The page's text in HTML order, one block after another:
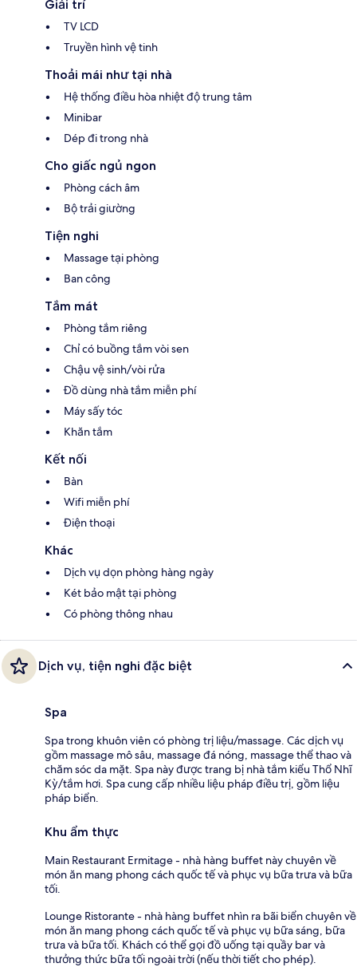
Giải trí
TV LCD
Truyền hình vệ tinh
Thoải mái như tại nhà
Hệ thống điều hòa nhiệt độ trung tâm
Minibar
Dép đi trong nhà
Cho giấc ngủ ngon
Phòng cách âm
Bộ trải giường
Tiện nghi
Massage tại phòng
Ban công
Tắm mát
Phòng tắm riêng
Chỉ có buồng tắm vòi sen
Chậu vệ sinh/vòi rửa
Đồ dùng nhà tắm miễn phí
Máy sấy tóc
Khăn tắm
Kết nối
Bàn
Wifi miễn phí
Điện thoại
Khác
Dịch vụ dọn phòng hàng ngày
Két bảo mật tại phòng
Có phòng thông nhau
Dịch vụ, tiện nghi đặc biệt
Spa
Spa trong khuôn viên có phòng trị liệu/massage. Các dịch vụ
gồm massage mô sâu, massage đá nóng, massage thể thao và
chăm sóc da mặt. Spa này được trang bị nhà tắm kiểu Thổ Nhĩ
Kỳ/tắm hơi. Spa cung cấp nhiều liệu pháp điều trị, gồm liệu
pháp biển.
Khu ẩm thực
Main Restaurant Ermitage - nhà hàng buffet này chuyên về
món ăn mang phong cách quốc tế và phục vụ bữa trưa và bữa
tối.
Lounge Ristorante - nhà hàng buffet nhìn ra bãi biển chuyên về
món ăn mang phong cách quốc tế và phục vụ bữa sáng, bữa
trưa và bữa tối. Khách có thể gọi đồ uống tại quầy bar và
thưởng thức bữa tối ngoài trời (nếu thời tiết cho phép).